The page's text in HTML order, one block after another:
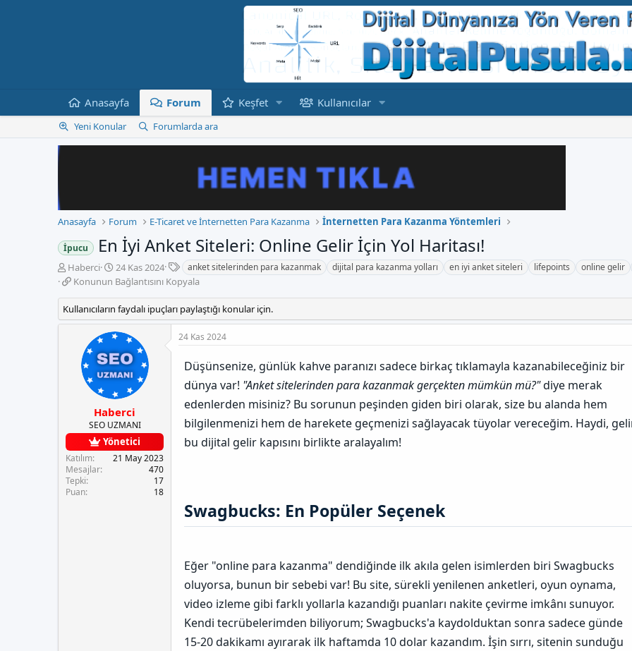
Anasayfa Forum Keşfet Kullanıcılar
Yeni Konular Forumlarda ara
Anasayfa Forum E-Ticaret ve İnternetten Para Kazanma İnternetten Para Kazanma Yöntemleri
İpucu En İyi Anket Siteleri: Online Gelir İçin Yol Haritası!
K
o
b
u
a
Haberci
B
a
a
n
g
ı
ç
t
a
i
h
i
24 Kas 2024
t
i
e
t
l
anket sitelerinden para kazanmak dijital para kazanma yolları en iyi anket siteleri lifepoints online gelir
K
n
u
n
ı
s
ı
n
Konunun Bağlantısını Kopyala
Kullanıcıların faydalı ipuçları paylaştığı konular için.
Haberci
SEO UZMANI
Yönetici
Katılım
21 May 2023
Mesajlar
470
Tepki
17
Puan
18
24 Kas 2024
Düşünsenize, günlük kahve paranızı sadece birkaç tıklamayla kazanabileceğiniz bir
dünya var! "Anket sitelerinden para kazanmak gerçekten mümkün mü?"diye merak
edenlerden misiniz? Bu sorunun peşinden giden biri olarak, size bu alanda hem
bilgilenmenizi hem de harekete geçmenizi sağlayacak tüyolar vereceğim. Haydi,
bu dijital gelir kapısını birlikte aralayalım!
Swagbucks: En Popüler Seçenek​
Eğer "online para kazanma" dendiğinde ilk akıla gelen isimlerden biri Swagbucks
oluyorsa, bunun bir sebebi var! Bu site, sürekli yenilenen anketleri, oyun oynama,
video izleme gibi farklı yollarla kazandığı puanları nakite çevirme imkânı sunuyor.
Kendi tecrübelerimden biliyorum; Swagbucks'a kaydolduktan sonra sadece günde
15-20 dakikamı ayırarak ilk haftamda 10 dolar kazandım. İşin sırrı, sitenin sunduğu